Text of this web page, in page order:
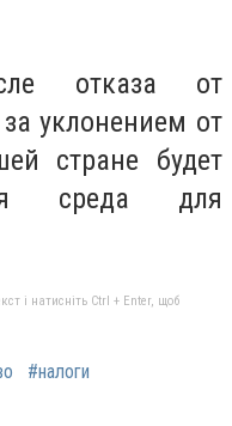
отказа от
уклонением от
стране будет
среда для
і натисніть Ctrl + Enter, щоб
#налоги